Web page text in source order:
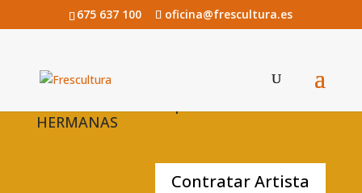
675 637 100 oficina@frescultura.es
HERMANAS
Contratar Artista